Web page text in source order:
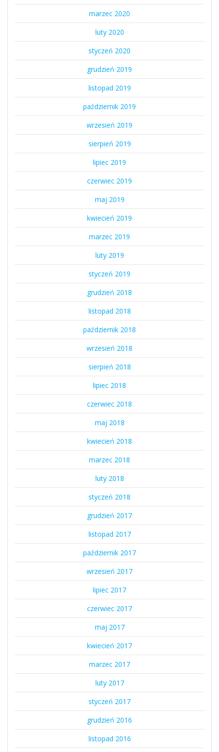
marzec 2020
luty 2020
styczeń 2020
grudzień 2019
listopad 2019
październik 2019
wrzesień 2019
sierpień 2019
lipiec 2019
czerwiec 2019
maj 2019
kwiecień 2019
marzec 2019
luty 2019
styczeń 2019
grudzień 2018
listopad 2018
październik 2018
wrzesień 2018
sierpień 2018
lipiec 2018
czerwiec 2018
maj 2018
kwiecień 2018
marzec 2018
luty 2018
styczeń 2018
grudzień 2017
listopad 2017
październik 2017
wrzesień 2017
lipiec 2017
czerwiec 2017
maj 2017
kwiecień 2017
marzec 2017
luty 2017
styczeń 2017
grudzień 2016
listopad 2016